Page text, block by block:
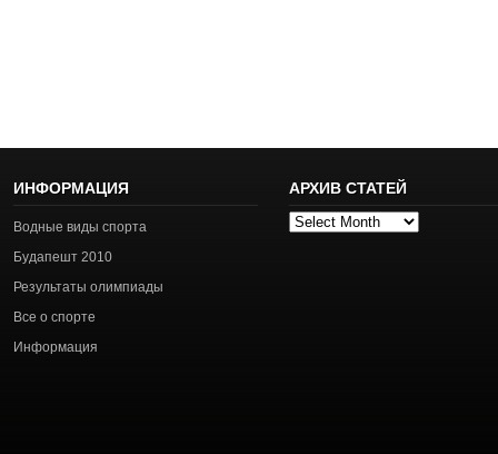
ИНФОРМАЦИЯ
Водные виды спорта
Будапешт 2010
Результаты олимпиады
Все о спорте
Информация
АРХИВ СТАТЕЙ
Архив